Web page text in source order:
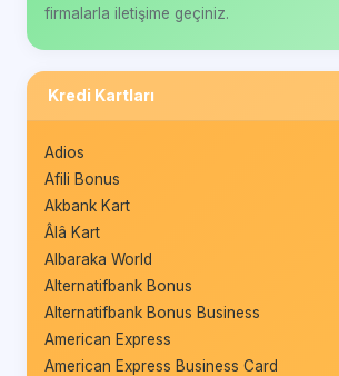
firmalarla iletişime geçiniz.
Kredi Kartları
Adios
Afili Bonus
Akbank Kart
Âlâ Kart
Albaraka World
Alternatifbank Bonus
Alternatifbank Bonus Business
American Express
American Express Business Card